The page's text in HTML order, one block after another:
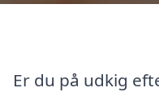
Er du på udkig